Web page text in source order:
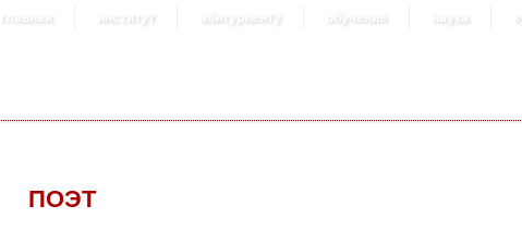
главная институт абитуриенту обучение наука
ПОЭТ